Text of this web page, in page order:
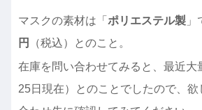
マスクの素材は「 ポリエステル製
円
（税込）とのこと。
在庫を問い合わせてみると、最近大
25日現在）とのことでしたので、